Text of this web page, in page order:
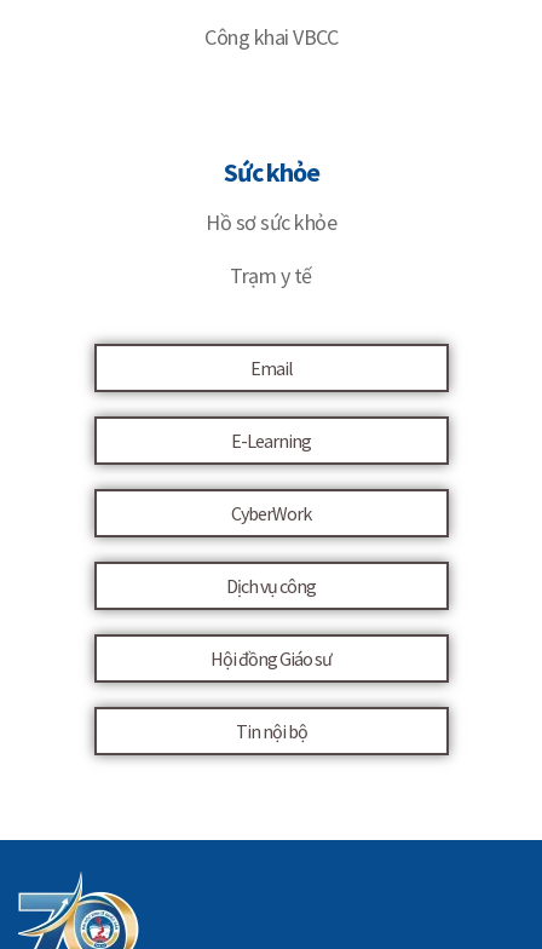
Công khai VBCC
Sức khỏe
Hồ sơ sức khỏe
Trạm y tế
Email
E-Learning
CyberWork
Dịch vụ công
Hội đồng Giáo sư
Tin nội bộ